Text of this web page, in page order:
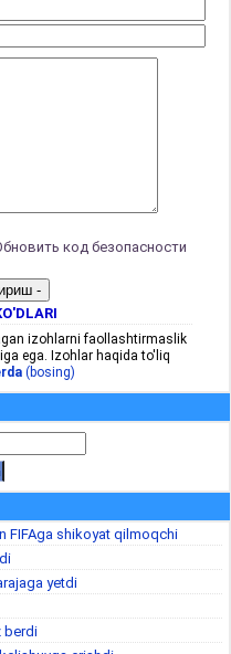
izohlarni faollashtirmaslik
ega. Izohlar haqida to'liq
(bosing)
FIFAga shikoyat qilmoqchi
yetdi
berdi